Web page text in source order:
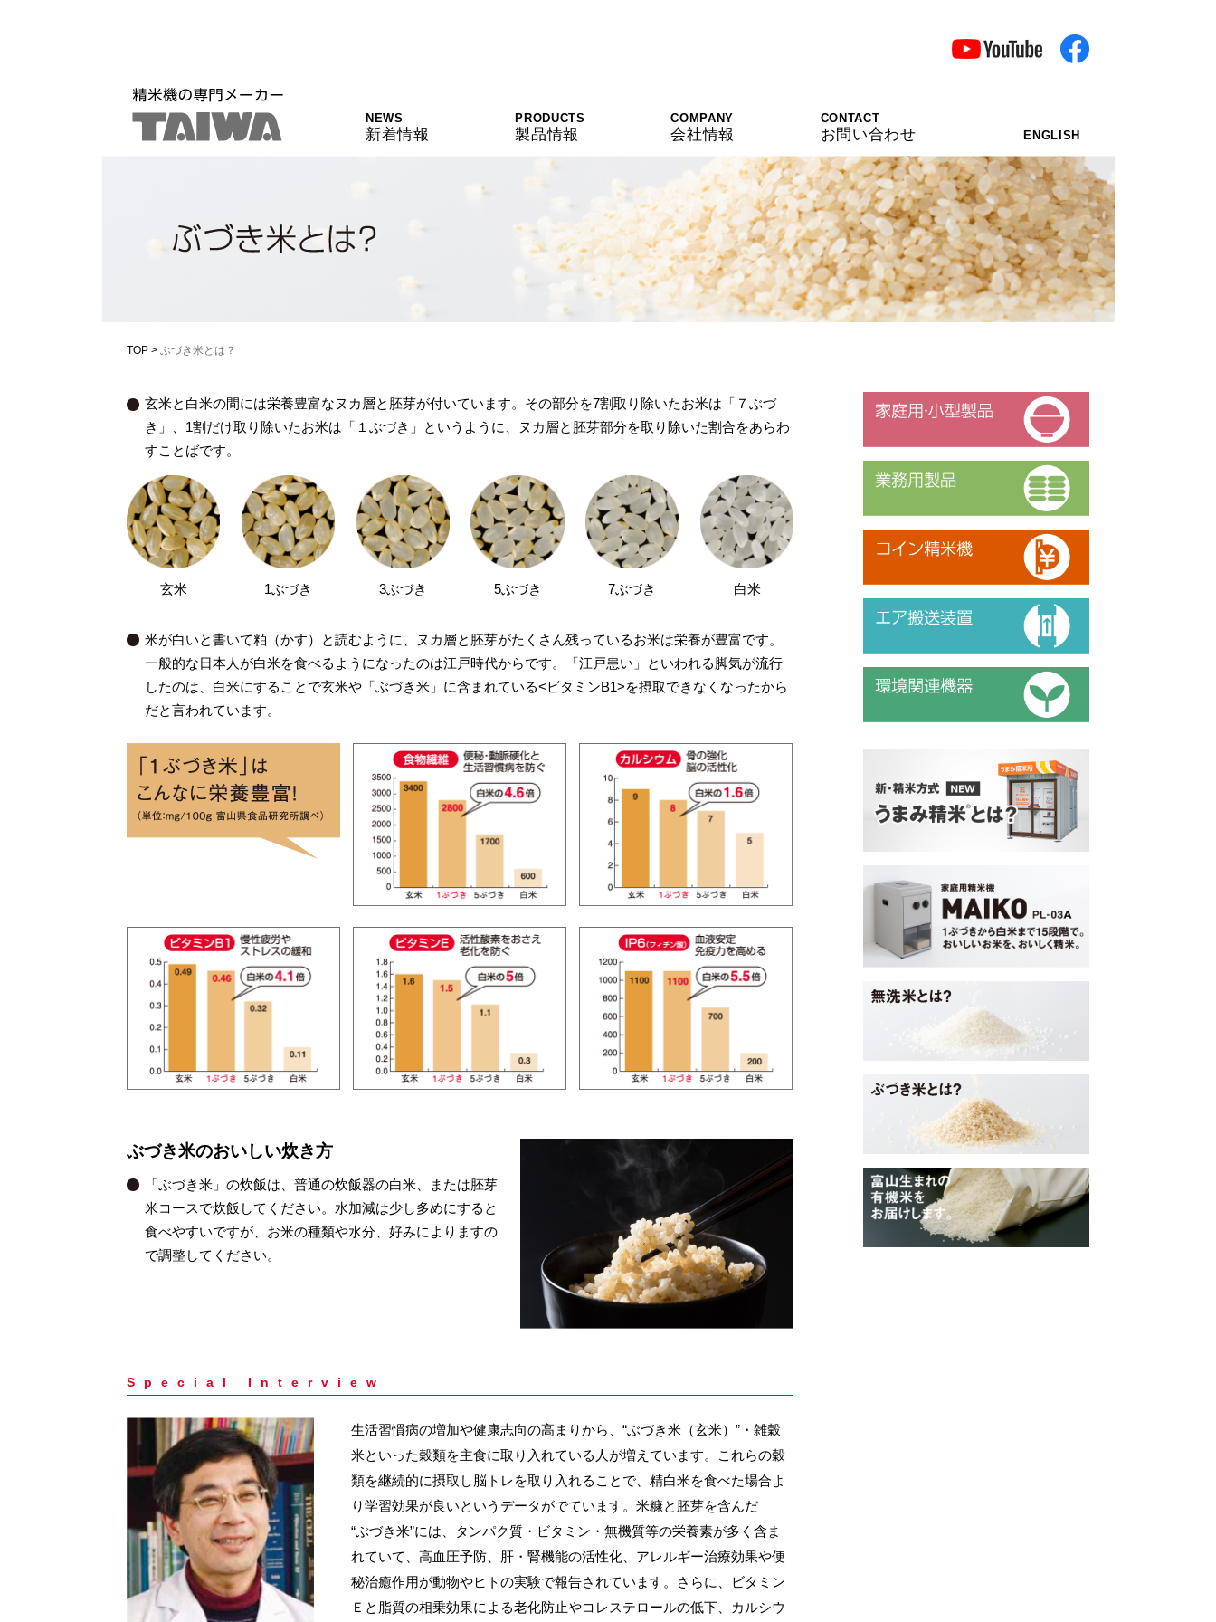
NEWS
新着情報
PRODUCTS
製品情報
COMPANY
会社情報
CONTACT
お問い合わせ ENGLISH
TOP > ぶづき米とは？
玄米と白米の間には栄養豊富なヌカ層と胚芽が付いています。その部分を7割取り除いたお米は「７ぶづ
き」、1割だけ取り除いたお米は「１ぶづき」というように、ヌカ層と胚芽部分を取り除いた割合をあらわ
すことばです。
玄米 1ぶづき 3ぶづき 5ぶづき 7ぶづき 白米
米が白いと書いて粕（かす）と読むように、ヌカ層と胚芽がたくさん残っているお米は栄養が豊富です。
一般的な日本人が白米を食べるようになったのは江戸時代からです。「江戸患い」といわれる脚気が流行
したのは、白米にすることで玄米や「ぶづき米」に含まれている<ビタミンB1>を摂取できなくなったから
だと言われています。
ぶづき米のおいしい炊き方
「ぶづき米」の炊飯は、普通の炊飯器の白米、または胚芽
米コースで炊飯してください。水加減は少し多めにすると
食べやすいですが、お米の種類や水分、好みによりますの
で調整してください。
Special Interview
生活習慣病の増加や健康志向の高まりから、“ぶづき米（玄米）”・雑穀
米といった穀類を主食に取り入れている人が増えています。これらの穀
類を継続的に摂取し脳トレを取り入れることで、精白米を食べた場合よ
り学習効果が良いというデータがでています。米糠と胚芽を含んだ
“ぶづき米”には、タンパク質・ビタミン・無機質等の栄養素が多く含ま
れていて、高血圧予防、肝・腎機能の活性化、アレルギー治療効果や便
秘治癒作用が動物やヒトの実験で報告されています。さらに、ビタミン
Ｅと脂質の相乗効果による老化防止やコレステロールの低下、カルシウ
無洗米とは？
ぶづき米とは？
タイワアグリ